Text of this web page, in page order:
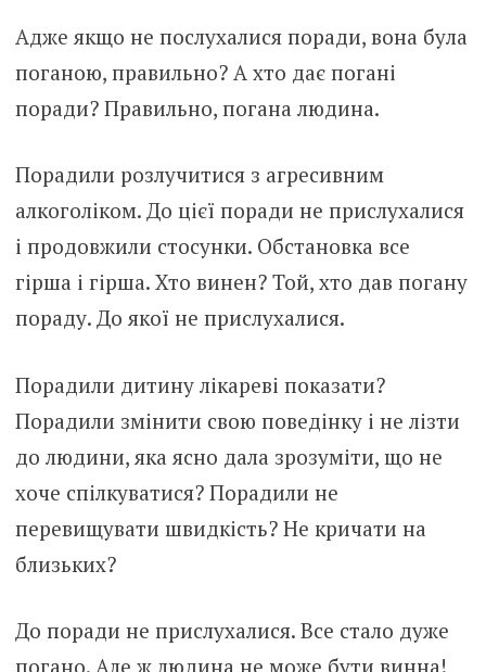
Адже якщо не послухалися поради, вона була
поганою, правильно? А хто дає погані
поради? Правильно, погана людина.
Порадили розлучитися з агресивним
алкоголіком. До цієї поради не прислухалися
і продовжили стосунки. Обстановка все
гірша і гірша. Хто винен? Той, хто дав погану
пораду. До якої не прислухалися.
Порадили дитину лікареві показати?
Порадили змінити свою поведінку і не лізти
до людини, яка ясно дала зрозуміти, що не
хоче спілкуватися? Порадили не
перевищувати швидкість? Не кричати на
близьких?
До поради не прислухалися. Все стало дуже
погано. Але ж людина не може бути винна!